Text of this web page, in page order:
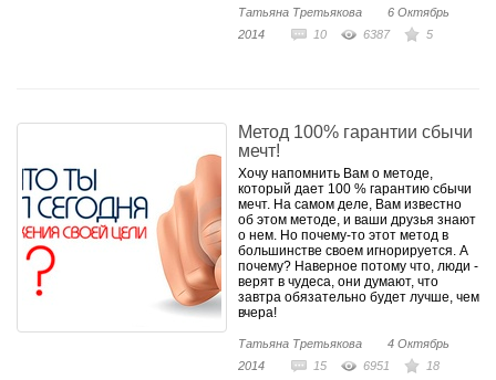
Татьяна Третьякова
6 Октябрь
2014
10 6387 5
Метод 100% гарантии сбычи
мечт!
Хочу напомнить Вам о методе,
который дает 100 % гарантию сбычи
мечт. На самом деле, Вам известно
об этом методе, и ваши друзья знают
о нем. Но почему-то этот метод в
большинстве своем игнорируется. А
почему? Наверное потому что, люди -
верят в чудеса, они думают, что
завтра обязательно будет лучше, чем
вчера!
Татьяна Третьякова
4 Октябрь
2014
15 6951 18